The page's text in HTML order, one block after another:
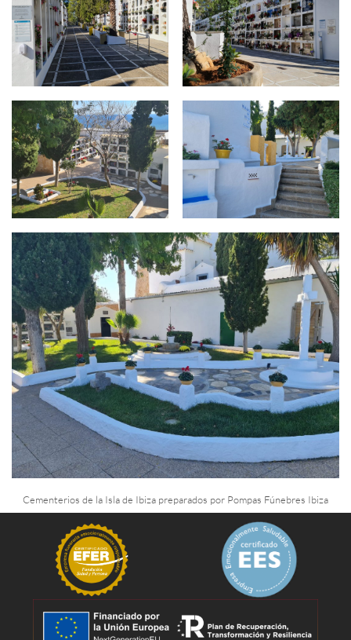
Cementerios de la Isla de Ibiza preparados por Pompas Fúnebres Ibiza